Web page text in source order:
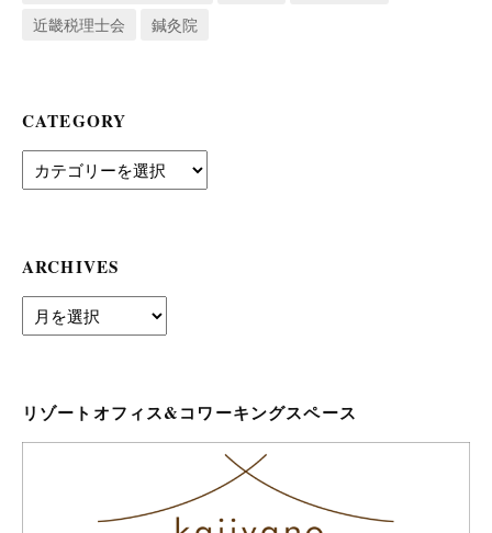
近畿税理士会
鍼灸院
CATEGORY
Category
ARCHIVES
archives
リゾートオフィス&コワーキングスペース